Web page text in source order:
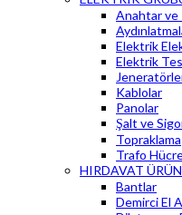
Anahtar ve
Elektrik
Elektrik
Kablolar
Panolar
Şalt ve
Topraklama
Trafo
HIRDAVAT
Bantlar
Demirci El